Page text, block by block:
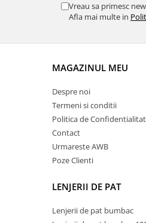
Vreau sa primesc
Afla mai multe in
MAGAZINUL MEU
Despre noi
Termeni si conditii
Politica de
Contact
Urmareste AWB
Poze Clienti
LENJERII DE PAT
Lenjerii de pat bumbac